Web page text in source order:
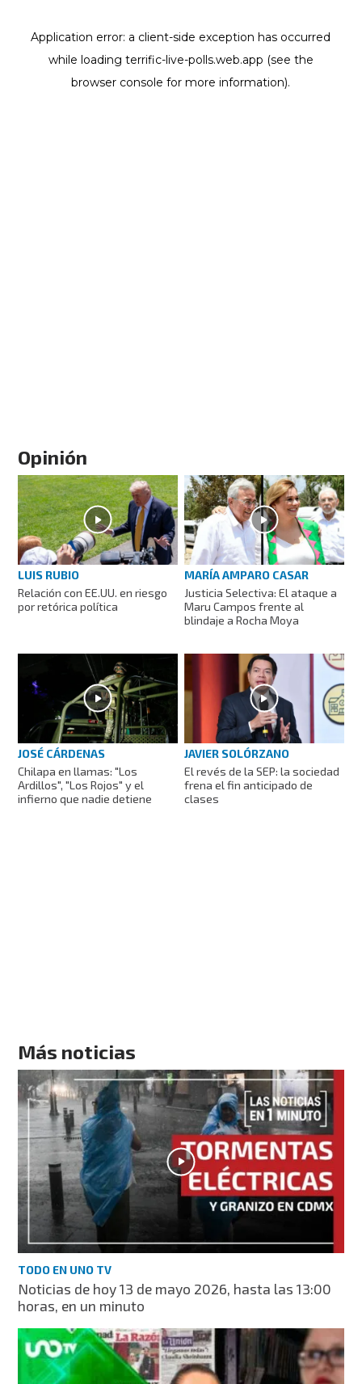
Opinión
LUIS RUBIO
Relación con EE.UU. en riesgo
por retórica política
MARÍA AMPARO CASAR
Justicia Selectiva: El ataque a
Maru Campos frente al
blindaje a Rocha Moya
JOSÉ CÁRDENAS
Chilapa en llamas: "Los
Ardillos", "Los Rojos" y el
infierno que nadie detiene
JAVIER SOLÓRZANO
El revés de la SEP: la sociedad
frena el fin anticipado de
clases
Más noticias
TODO EN UNO TV
Noticias de hoy 13 de mayo 2026, hasta las 13:00
horas, en un minuto